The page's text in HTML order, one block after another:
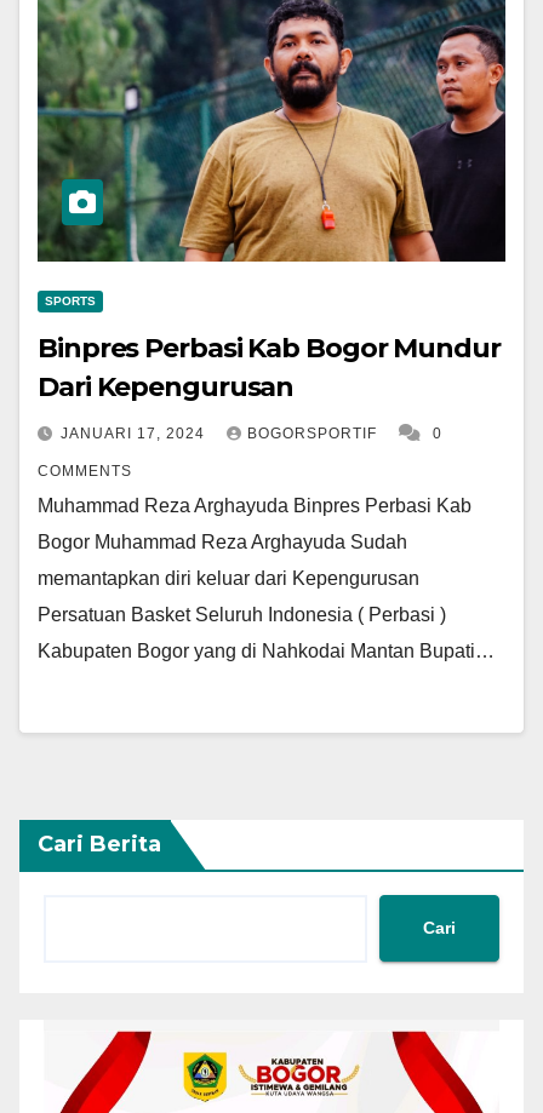
SPORTS
Binpres Perbasi Kab Bogor Mundur
Dari Kepengurusan
JANUARI 17, 2024 BOGORSPORTIF 0
COMMENTS
Muhammad Reza Arghayuda Binpres Perbasi Kab
Bogor Muhammad Reza Arghayuda Sudah
memantapkan diri keluar dari Kepengurusan
Persatuan Basket Seluruh Indonesia ( Perbasi )
Kabupaten Bogor yang di Nahkodai Mantan Bupati…
Cari Berita
Cari